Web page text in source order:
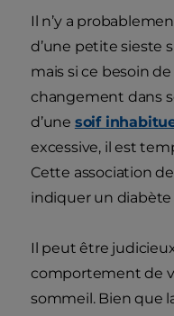
Il n’y a
d’une petite sieste
mais si ce besoin
changement dans
d’une soif
excessive, il est
Cette association
indiquer un diabète
Il peut être
comportement de
sommeil. Bien que